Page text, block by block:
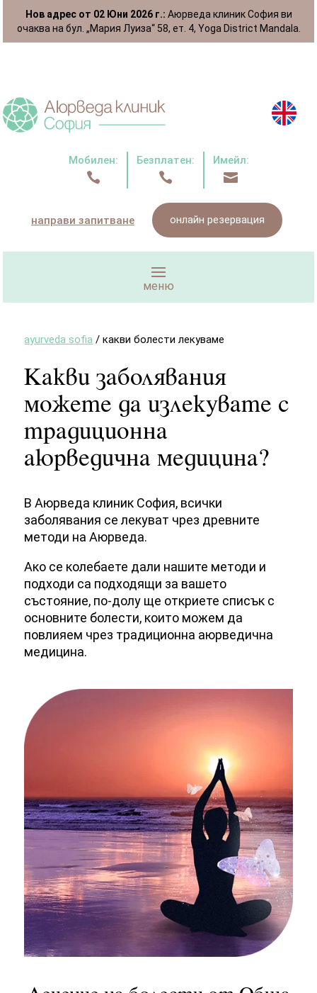
Нов адрес от 02 Юни 2026 г.: Аюрведа клиник София ви
очаква на бул. „Мария Луиза“ 58, ет. 4, Yoga District Mandala.
Мобилен:

Безплатен:

Имейл:

направи запитване онлайн резервация
ayurveda sofia /какви болести лекуваме
Какви заболявания
можете да излекувате с
традиционна
аюрведична медицина?
В Аюрведа клиник София, всички
заболявания се лекуват чрез древните
методи на Аюрведа.
Ако се колебаете дали нашите методи и
подходи са подходящи за вашето
състояние, по-долу ще откриете списък с
основните болести, които можем да
повлияем чрез традиционна аюрведична
медицина.